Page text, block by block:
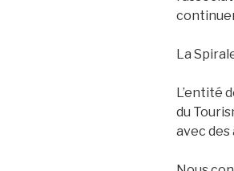
La
L’entité
du
avec